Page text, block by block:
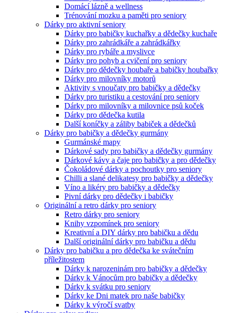
Domácí lázně a wellness
Trénování mozku a paměti pro seniory
Dárky pro aktivní seniory
Dárky pro babičky kuchařky a dědečky kuchaře
Dárky pro zahrádkáře a zahrádkářky
Dárky pro rybáře a myslivce
Dárky pro pohyb a cvičení pro seniory
Dárky pro dědečky houbaře a babičky houbařky
Dárky pro milovníky motorů
Aktivity s vnoučaty pro babičky a dědečky
Dárky pro turistiku a cestování pro seniory
Dárky pro milovníky a milovnice psů koček
Dárky pro dědečka kutila
Další koníčky a záliby babiček a dědečků
Dárky pro babičky a dědečky gurmány
Gurmánské mapy
Dárkové sady pro babičky a dědečky gurmány
Dárkové kávy a čaje pro babičky a pro dědečky
Čokoládové dárky a pochoutky pro seniory
Chilli a slané delikatesy pro babičky a dědečky
Víno a likéry pro babičky a dědečky
Pivní dárky pro dědečky i babičky
Originální a retro dárky pro seniory
Retro dárky pro seniory
Knihy vzpomínek pro seniory
Kreativní a DIY dárky pro babičku a dědu
Další originální dárky pro babičku a dědu
Dárky pro babičku a pro dědečka ke svátečním
příležitostem
Dárky k narozeninám pro babičky a dědečky
Dárky k Vánocům pro babičky a dědečky
Dárky k svátku pro seniory
Dárky ke Dni matek pro naše babičky
Dárky k výročí svatby